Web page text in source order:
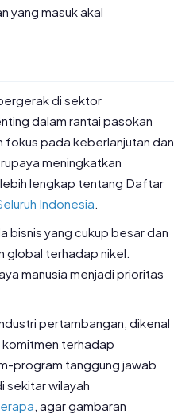
yang masuk akal
di sektor
dalam rantai pasokan
fokus pada keberlanjutan dan
meningkatkan
lengkap tentang Daftar
Indonesia
bisnis yang cukup besar dan
global terhadap nikel.
manusia menjadi prioritas
pertambangan, dikenal
terhadap
program tanggung jawab
sekitar wilayah
, agar gambaran